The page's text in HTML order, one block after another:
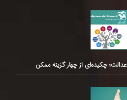
چکیده‌ای از چهار گزینه ممکن